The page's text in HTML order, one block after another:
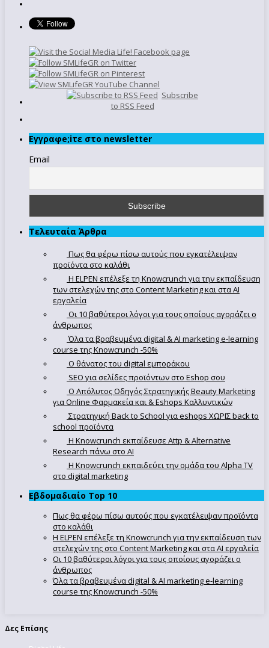
Subscribe
to RSS Feed
Εγγραφe;iτε στο newsletter
Email
Τελευταία Άρθρα
Πως θα φέρω πίσω αυτούς που εγκατέλειψαν
προϊόντα στο καλάθι
Η ELPEN επέλεξε τη Knowcrunch για την εκπαίδευση
των στελεχών της στο Content Marketing και στα AI
εργαλεία
Οι 10 βαθύτεροι λόγοι για τους οποίους αγοράζει ο
άνθρωπος
Όλα τα βραβευμένα digital & AI marketing e-learning
course της Knowcrunch -50%
Ο θάνατος του digital εμποράκου
SEO για σελίδες προϊόντων στο Eshop σου
Ο Απόλυτoς Οδηγός Στρατηγικής Beauty Marketing
για Online Φαρμακεία και & Eshops Καλλυντικών
Στρατηγική Back to School για eshops ΧΩΡΙΣ back to
school προϊόντα
Η Knowcrunch εκπαίδευσε Attp & Alternative
Research πάνω στο ΑΙ
Η Knowcrunch εκπαιδεύει την ομάδα του Alpha TV
στο digital marketing
Εβδομαδιαίο Top 10
Πως θα φέρω πίσω αυτούς που εγκατέλειψαν προϊόντα
στο καλάθι
Η ELPEN επέλεξε τη Knowcrunch για την εκπαίδευση των
στελεχών της στο Content Marketing και στα AI εργαλεία
Οι 10 βαθύτεροι λόγοι για τους οποίους αγοράζει ο
άνθρωπος
Όλα τα βραβευμένα digital & AI marketing e-learning
course της Knowcrunch -50%
Δες Επίσης